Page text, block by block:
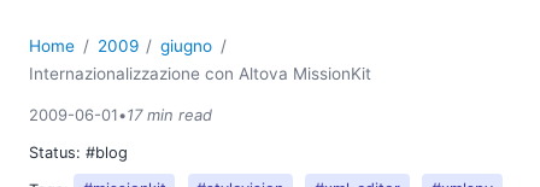
Home 2009
giugno
Internazionalizzazione con Altova MissionKit
2009-06-01•17 min read
Status: #blog